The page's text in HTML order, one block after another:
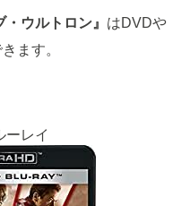
ウルトロン』 はDVDや
ます。
ーレイ